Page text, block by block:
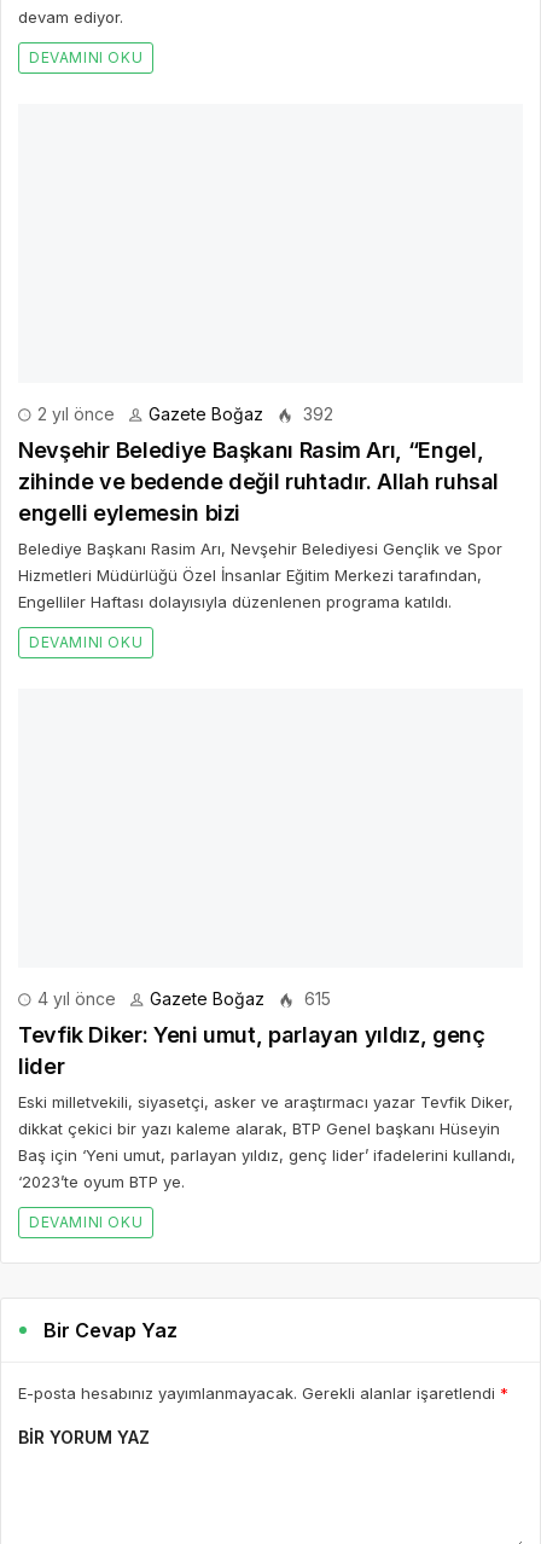
devam ediyor.
DEVAMINI OKU
2 yıl önce Gazete Boğaz 392
Nevşehir Belediye Başkanı Rasim Arı, “Engel,
zihinde ve bedende değil ruhtadır. Allah ruhsal
engelli eylemesin bizi
Belediye Başkanı Rasim Arı, Nevşehir Belediyesi Gençlik ve Spor
Hizmetleri Müdürlüğü Özel İnsanlar Eğitim Merkezi tarafından,
Engelliler Haftası dolayısıyla düzenlenen programa katıldı.
DEVAMINI OKU
4 yıl önce Gazete Boğaz 615
Tevfik Diker: Yeni umut, parlayan yıldız, genç
lider
Eski milletvekili, siyasetçi, asker ve araştırmacı yazar Tevfik Diker,
dikkat çekici bir yazı kaleme alarak, BTP Genel başkanı Hüseyin
Baş için ‘Yeni umut, parlayan yıldız, genç lider’ ifadelerini kullandı,
‘2023’te oyum BTP ye.
DEVAMINI OKU
Bir Cevap Yaz
E-posta hesabınız yayımlanmayacak. Gerekli alanlar işaretlendi *
BIR YORUM YAZ